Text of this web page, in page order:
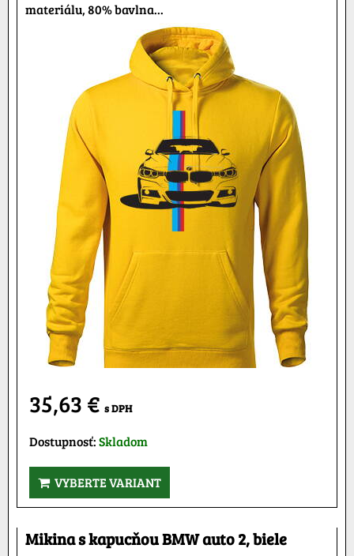
materiálu, 80% bavlna...
35,63 € s DPH
Dostupnosť:Skladom
VYBERTE VARIANT
Mikina s kapucňou BMW auto 2, biele